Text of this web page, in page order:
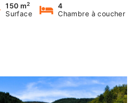
150 m2
Surface
4
Chambre à coucher